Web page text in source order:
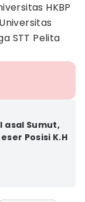
HKBP
STT Pelita
asal Sumut,
Posisi K.H